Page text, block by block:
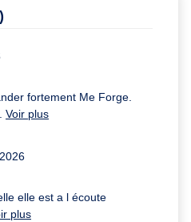
)
fortement Me Forge.
Voir plus
elle est a l écoute
plus